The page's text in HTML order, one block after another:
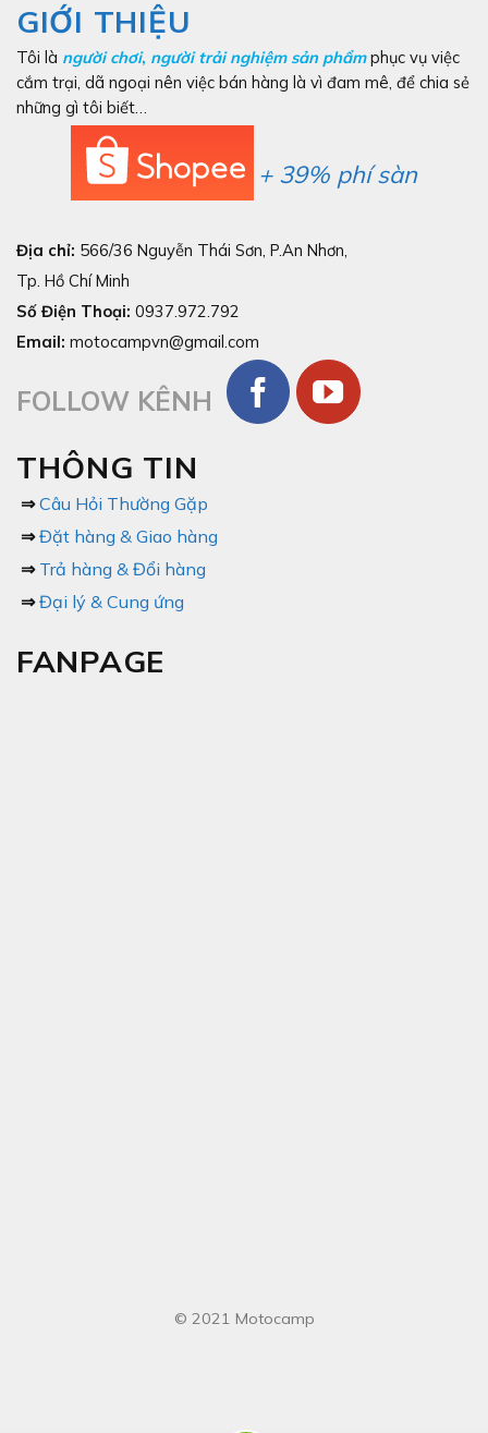
GIỚI THIỆU
Tôi là người chơi, người trải nghiệm sản phẩmphục vụ việc
cắm trại, dã ngoại nên việc bán hàng là vì đam mê, để chia sẻ
những gì tôi biết…
+ 39% phí sàn
Địa chỉ: 566/36 Nguyễn Thái Sơn, P.An Nhơn,
Tp. Hồ Chí Minh
Số Điện Thoại: 0937.972.792
Email: motocampvn@gmail.com
FOLLOW KÊNH
THÔNG TIN
⇒ Câu Hỏi Thường Gặp
⇒ Đặt hàng & Giao hàng
⇒ Trả hàng & Đổi hàng
⇒ Đại lý & Cung ứng
FANPAGE
© 2021 Motocamp